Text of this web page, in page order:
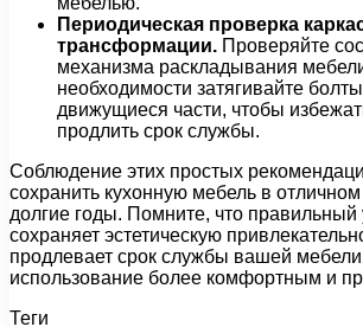
Периодическая проверка
трансформации. Проверяйте
механизма раскладывания
необходимости затягивайте
движущиеся части, чтобы
продлить срок службы.
Соблюдение этих простых
сохранить кухонную мебель в
долгие годы. Помните, что правильный
сохраняет эстетическую
продлевает срок службы вашей
использование более комфортным и
Теги